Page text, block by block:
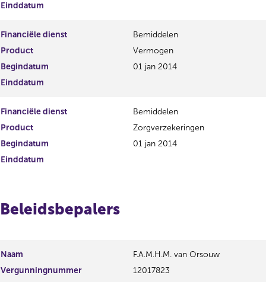
Einddatum
Financiële dienst
Bemiddelen
Product
Vermogen
Begindatum
01 jan 2014
Einddatum
Financiële dienst
Bemiddelen
Product
Zorgverzekeringen
Begindatum
01 jan 2014
Einddatum
Beleidsbepalers
Naam
F.A.M.H.M. van Orsouw
Vergunningnummer
12017823